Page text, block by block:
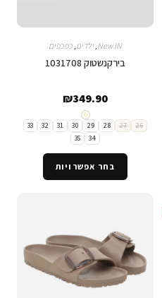
New IN ילדים כפכפים
בירקנשטוק 1031708
₪349.90
26
27
28
29
30
31
32
33
34
35
בחר אפשרויות